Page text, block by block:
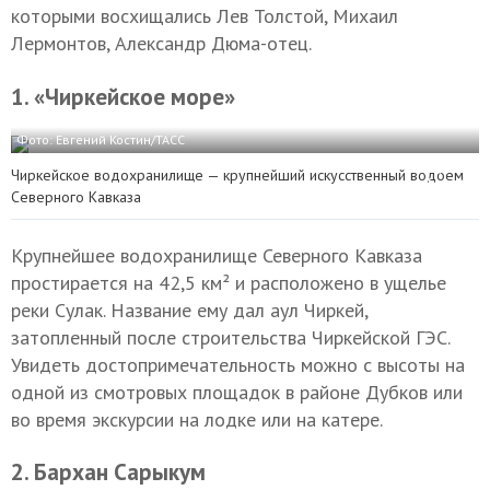
которыми восхищались Лев Толстой, Михаил
Лермонтов, Александр Дюма-отец.
1. «Чиркейское море»
Фото: Евгений Костин/ТАСС
Чиркейское водохранилище — крупнейший искусственный водоем
Северного Кавказа
Крупнейшее водохранилище Северного Кавказа
простирается на 42,5 км² и расположено в ущелье
реки Сулак. Название ему дал аул Чиркей,
затопленный после строительства Чиркейской ГЭС.
Увидеть достопримечательность можно с высоты на
одной из смотровых площадок в районе Дубков или
во время экскурсии на лодке или на катере.
2. Бархан Сарыкум